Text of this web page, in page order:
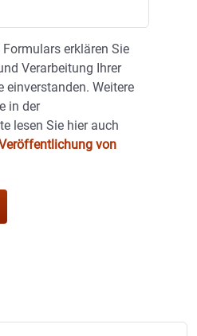
erklären Sie
Verarbeitung Ihrer
einverstanden. Weitere
in der
lesen Sie hier auch
von